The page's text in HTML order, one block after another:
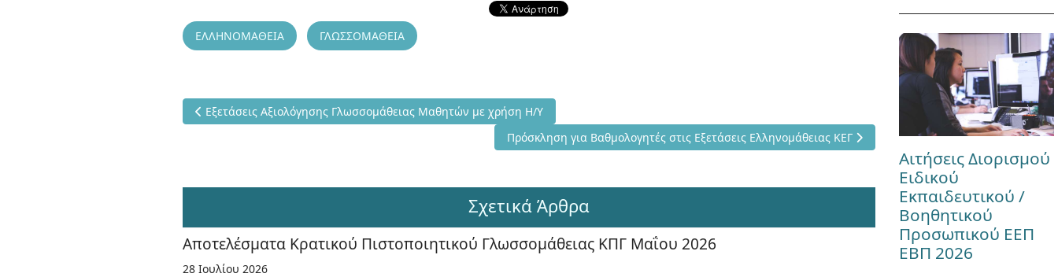
ΕΛΛΗΝΟΜΑΘΕΙΑ ΓΛΩΣΣΟΜΑΘΕΙΑ
Προηγούμενο άρθρο: Εξετάσεις Αξιολόγησης Γλωσσομάθειας Μαθητών με χρήση Η/Υ
Εξετάσεις Αξιολόγησης Γλωσσομάθειας Μαθητών με χρήση Η/Υ
Επόμενο άρθρο: Πρόσκληση για Βαθμολογητές στις Εξετάσεις Ελληνομάθειας ΚΕΓ
Πρόσκληση για Βαθμολογητές στις Εξετάσεις Ελληνομάθειας ΚΕΓ
Σχετικά Άρθρα
Αποτελέσματα Κρατικού Πιστοποιητικού Γλωσσομάθειας ΚΠΓ Μαΐου 2026
28 Ιουλίου 2026
Αιτήσεις Διορισμού
Ειδικού
Εκπαιδευτικού /
Βοηθητικού
Προσωπικού ΕΕΠ
ΕΒΠ 2026